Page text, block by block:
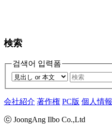
検索
검색어 입력폼
会社紹介 著作権 PC版 個人情報
ⓒ JoongAng Ilbo Co.,Ltd